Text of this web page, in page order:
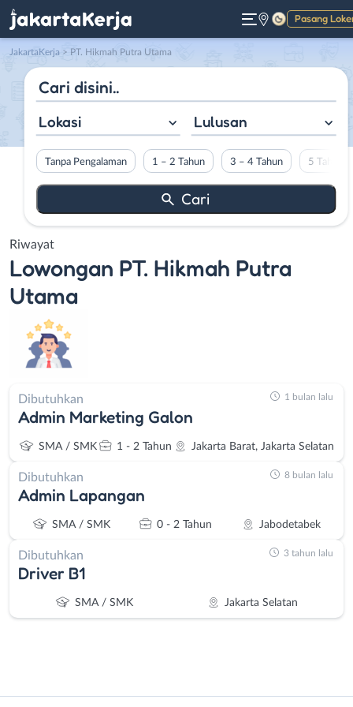
Pasang
Gelap
JakartaKerja > PT. Hikmah Putra Utama
Lokasi Lulusan
Tanpa Pengalaman 1 – 2 Tahun 3 – 4 Tahun 5 Tahun
Riwayat
Lowongan PT. Hikmah Putra
Utama
Dibutuhkan
Admin Marketing Galon
SMA / SMK 1 - 2 Tahun Jakarta Barat, Jakarta Selatan
1 bulan lalu
Dibutuhkan
Admin Lapangan
SMA / SMK 0 - 2 Tahun Jabodetabek
8 bulan lalu
Dibutuhkan
Driver B1
SMA / SMK Jakarta Selatan
3 tahun lalu
Administrasi
Bebas